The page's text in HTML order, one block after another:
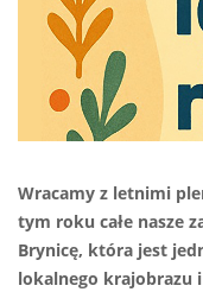
Wracamy z letnimi
tym roku całe nasze
Brynicę, która jest
lokalnego krajobrazu